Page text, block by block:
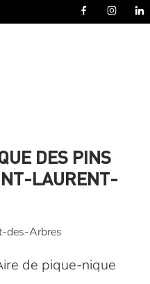
DES PINS
LAURENT-
des-Arbres
de pique-nique